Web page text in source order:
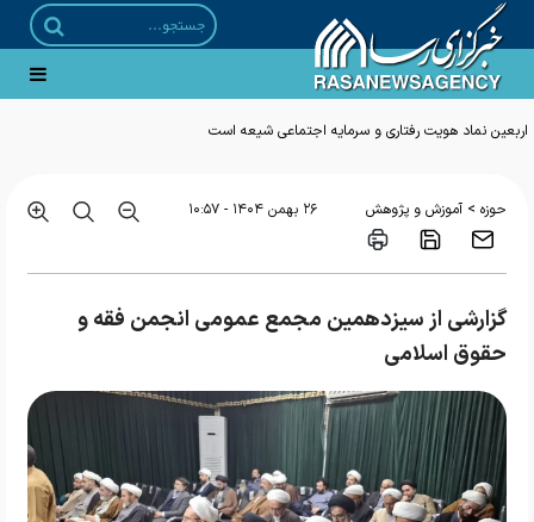
حوزه > آموزش و پژوهش ۲۶ بهمن ۱۴۰۴ - ۱۰:۵۷
گزارشی از سیزدهمین مجمع عمومی انجمن فقه و
حقوق اسلامی